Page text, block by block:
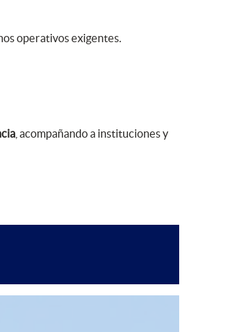
operativos exigentes.
, acompañando a instituciones y